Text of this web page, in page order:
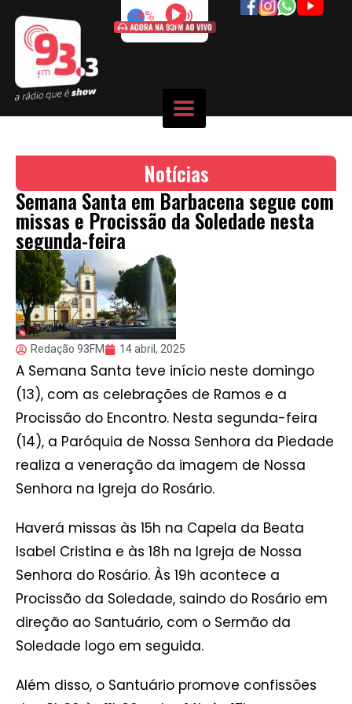
50%
Notícias
Semana Santa em Barbacena segue com
missas e Procissão da Soledade nesta
segunda-feira
Redação 93FM 14 abril, 2025
A Semana Santa teve início neste domingo
(13), com as celebrações de Ramos e a
Procissão do Encontro. Nesta segunda-feira
(14), a Paróquia de Nossa Senhora da Piedade
realiza a veneração da imagem de Nossa
Senhora na Igreja do Rosário.
Haverá missas às 15h na Capela da Beata
Isabel Cristina e às 18h na Igreja de Nossa
Senhora do Rosário. Às 19h acontece a
Procissão da Soledade, saindo do Rosário em
direção ao Santuário, com o Sermão da
Soledade logo em seguida.
Além disso, o Santuário promove confissões